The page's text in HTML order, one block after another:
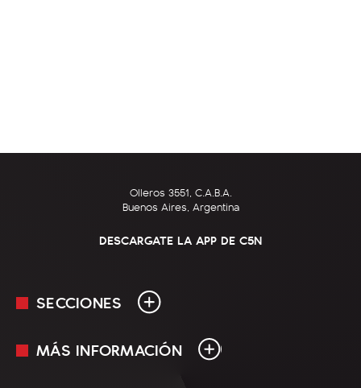
Olleros 3551, C.A.B.A.
Buenos Aires, Argentina
DESCARGATE LA APP DE C5N
SECCIONES
En Vivo
MÁS INFORMACIÓN